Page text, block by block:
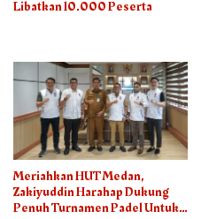
Libatkan 10.000 Peserta
Meriahkan HUT Medan,
Zakiyuddin Harahap Dukung
Penuh Turnamen Padel Untuk